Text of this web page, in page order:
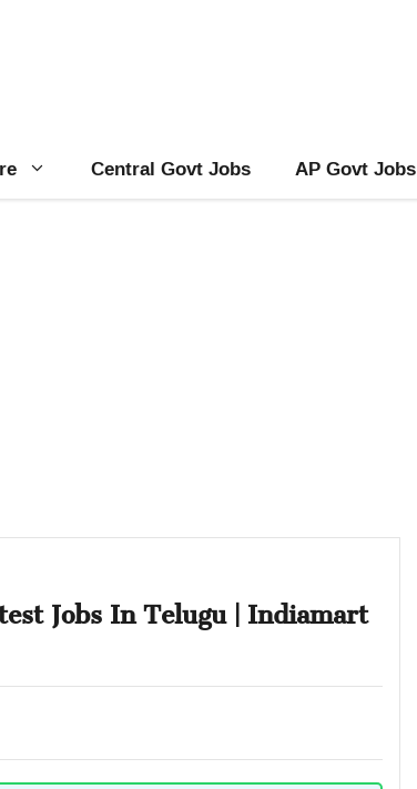
Central Govt Jobs AP Govt Jobs
Jobs In Telugu | Indiamart